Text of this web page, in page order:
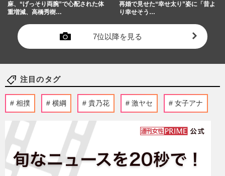
麻、“げっそり両腕”で心配された体
重増減、高橋秀樹…
再婚で見せた“幸せ太り”姿に「昔よ
り幸せそう…
7位以降を見る
注目のタグ
相撲 横綱 貴乃花 激ヤセ 女子アナ